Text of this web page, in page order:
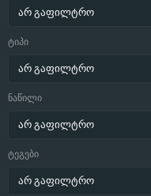
არ გაფილტრო
ტიპი
არ გაფილტრო
ნაწილი
არ გაფილტრო
ტეგები
არ გაფილტრო